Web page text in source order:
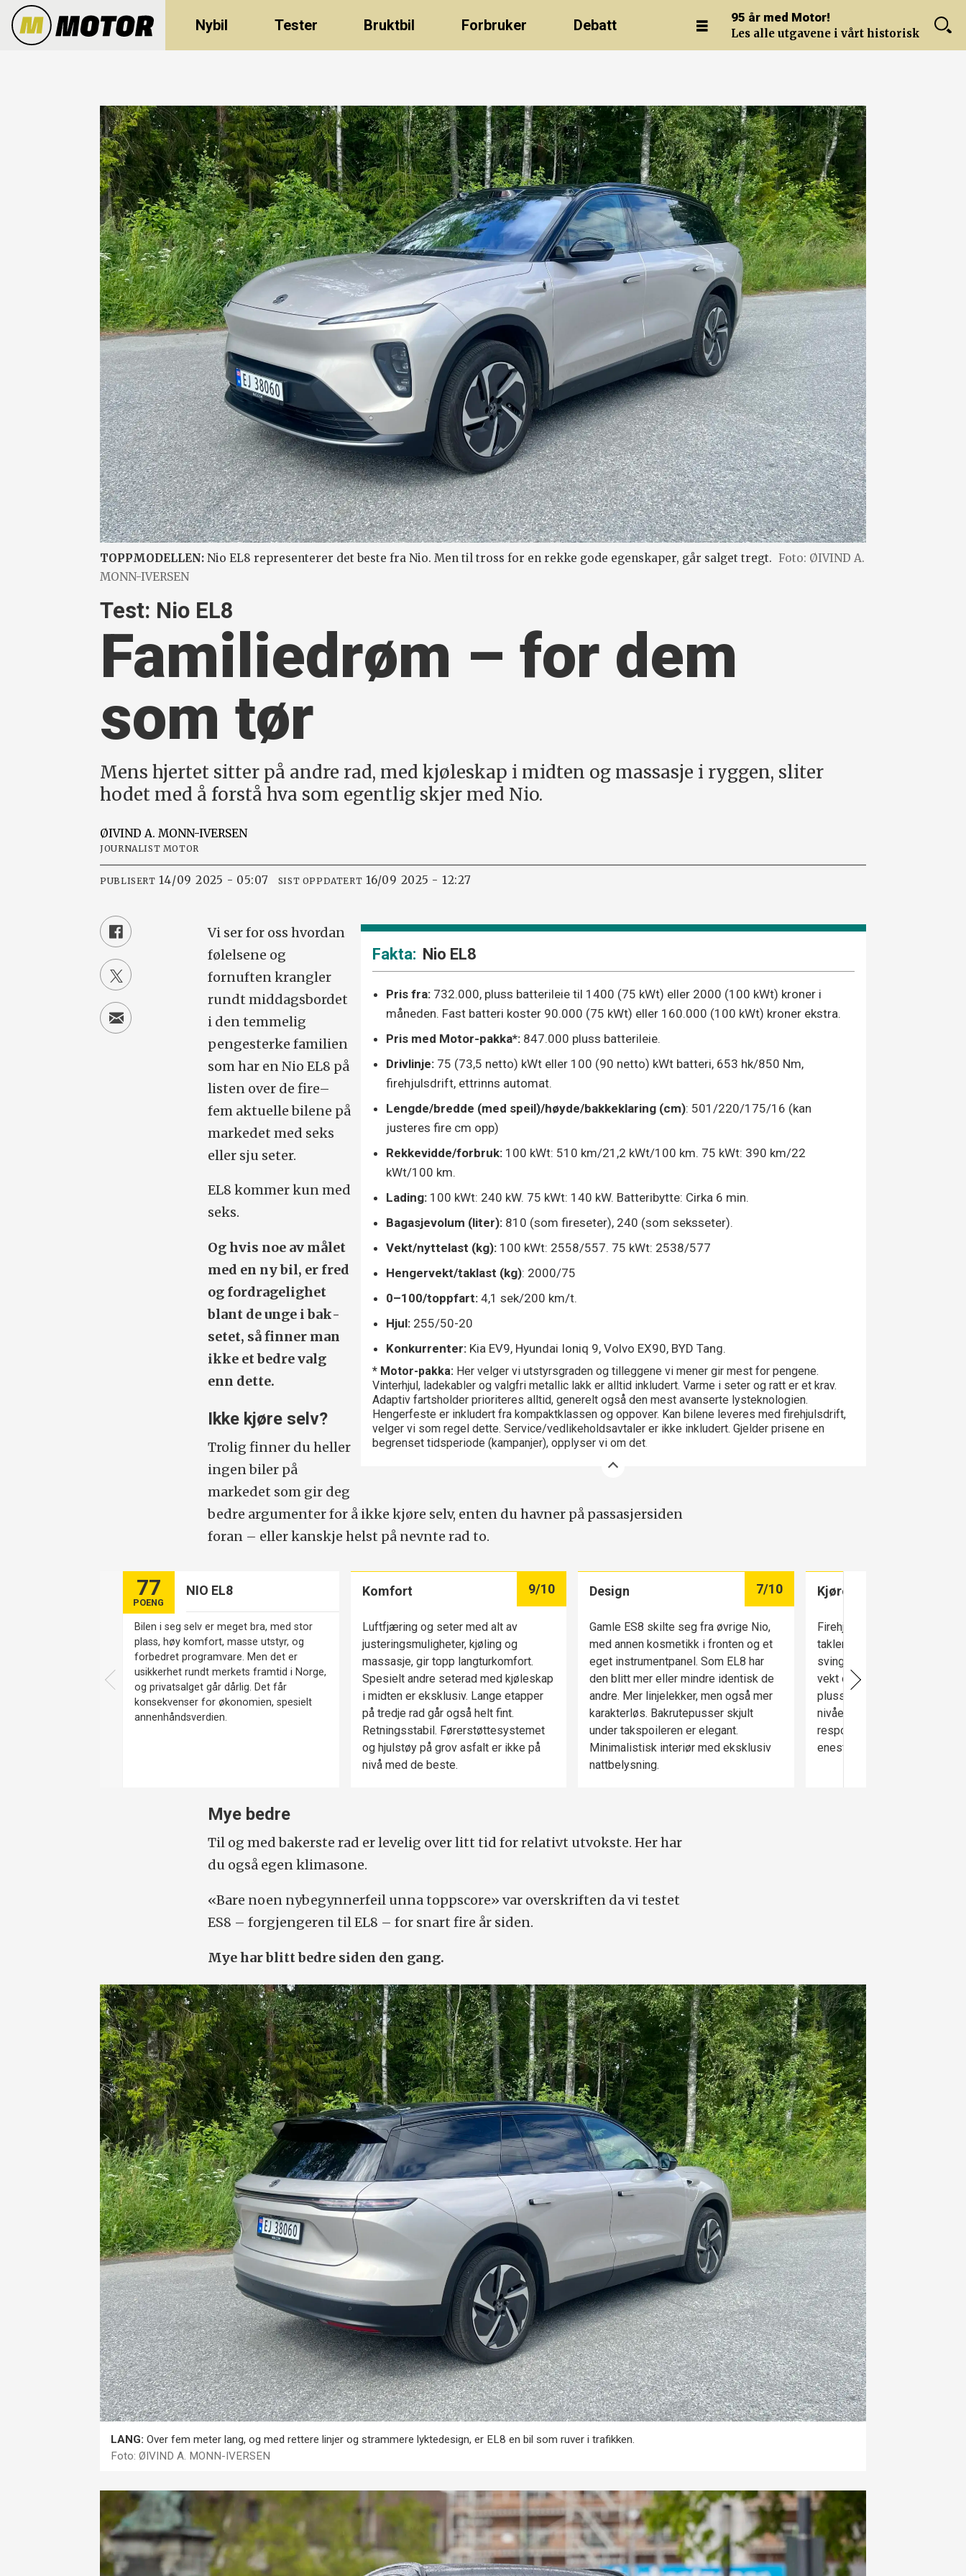
Nybil Tester Bruktbil Forbruker Debatt 95 år med Motor!
Les alle utgavene i vårt historiske arkiv.
TOPPMODELLEN: Nio EL8 representerer det beste fra Nio. Men til tross for en rekke gode egenskaper, går salget tregt. Foto: ØIVIND A.
MONN-IVERSEN
Test: Nio EL8
Familiedrøm – for dem
som tør
Mens hjertet sitter på andre rad, med kjøleskap i midten og massasje i ryggen, sliter
hodet med å forstå hva som egentlig skjer med Nio.
ØIVIND A. MONN-IVERSEN
JOURNALIST MOTOR
PUBLISERT 14/09 2025 - 05:07 SIST OPPDATERT 16/09 2025 - 12:27
Nio EL8
Pris fra: 732.000, pluss batterileie til 1400 (75 kWt) eller 2000 (100 kWt) kroner i
måneden. Fast batteri koster 90.000 (75 kWt) eller 160.000 (100 kWt) kroner ekstra.
Pris med Motor-pakka*: 847.000 pluss batterileie.
Drivlinje: 75 (73,5 netto) kWt eller 100 (90 netto) kWt batteri, 653 hk/850 Nm,
firehjulsdrift, ettrinns automat.
Lengde/bredde (med speil)/høyde/bakkeklaring (cm): 501/220/175/16 (kan
justeres fire cm opp)
Rekkevidde/forbruk: 100 kWt: 510 km/21,2 kWt/100 km. 75 kWt: 390 km/22
kWt/100 km.
Lading: 100 kWt: 240 kW. 75 kWt: 140 kW. Batteribytte: Cirka 6 min.
Bagasjevolum (liter): 810 (som fireseter), 240 (som seksseter).
Vekt/nyttelast (kg): 100 kWt: 2558/557. 75 kWt: 2538/577
Hengervekt/taklast (kg): 2000/75
0–100/toppfart: 4,1 sek/200 km/t.
Hjul: 255/50-20
Konkurrenter: Kia EV9, Hyundai Ioniq 9, Volvo EX90, BYD Tang.
* Motor-pakka: Her velger vi utstyrsgraden og tilleggene vi mener gir mest for pengene.
Vinterhjul, ladekabler og valgfri metallic lakk er alltid inkludert. Varme i seter og ratt er et krav.
Adaptiv fartsholder prioriteres alltid, generelt også den mest avanserte lysteknologien.
Hengerfeste er inkludert fra kompaktklassen og oppover. Kan bilene leveres med firehjulsdrift,
velger vi som regel dette. Service/vedlikeholdsavtaler er ikke inkludert. Gjelder prisene en
begrenset tidsperiode (kampanjer), opplyser vi om det.
Vi ser for oss hvordan
følelsene og
fornuften krangler
rundt middags­bordet
i den temmelig
pengesterke familien
som har en Nio EL8 på
listen over de fire–
fem aktuelle bilene på
markedet med seks
eller sju seter.
EL8 kommer kun med
seks.
Og hvis noe av målet
med en ny bil, er fred
og fordragelighet
blant de unge i bak­
setet, så finner man
ikke et bedre valg
enn dette.
Ikke kjøre selv?
Trolig finner du heller
ingen biler på
markedet som gir deg
bedre argumenter for å ikke kjøre selv, enten du havner på passasjersiden
foran – eller kanskje helst på nevnte rad to.
NIO EL8
77
POENG
Bilen i seg selv er meget bra, med stor
plass, høy komfort, masse utstyr, og
forbedret programvare. Men det er
usikkerhet rundt merkets framtid i Norge,
og privatsalget går dårlig. Det får
konsekvenser for økonomien, spesielt
annenhåndsverdien.
Komfort 9/10
Luftfjæring og seter med alt av
justeringsmuligheter, kjøling og
massasje, gir topp langturkomfort.
Spesielt andre seterad med kjøleskap
i midten er eksklusiv. Lange etapper
på tredje rad går også helt fint.
Retningsstabil. Førerstøttesystemet
og hjulstøy på grov asfalt er ikke på
nivå med de beste.
Design 7/10
Gamle ES8 skilte seg fra øvrige Nio,
med annen kosmetikk i fronten og et
eget instrumentpanel. Som EL8 har
den blitt mer eller mindre identisk de
andre. Mer linjelekker, men også mer
karakterløs. Bakrutepusser skjult
under takspoileren er elegant.
Minimalistisk interiør med eksklusiv
nattbelysning.
Kjøreegenskaper
Firehjulsdrift, understell og
takler de voldsomme
svinger og på ujevnt
vekt og størrelse. Ni ulike
pluss ett for personlig
nivåer av «sport» gir mer
respons, men maks komfort
eneste naturlige i en bil som
Mye bedre
Til og med bakerste rad er levelig over litt tid for relativt utvokste. Her har
du også egen klimasone.
«Bare noen nybegynnerfeil unna toppscore» var overskriften da vi testet
ES8 – forgjengeren til EL8 – for snart fire år siden.
Mye har blitt bedre siden den gang.
LANG: Over fem meter lang, og med rettere linjer og strammere lyktedesign, er EL8 en bil som ruver i trafikken.
Foto: ØIVIND A. MONN-IVERSEN